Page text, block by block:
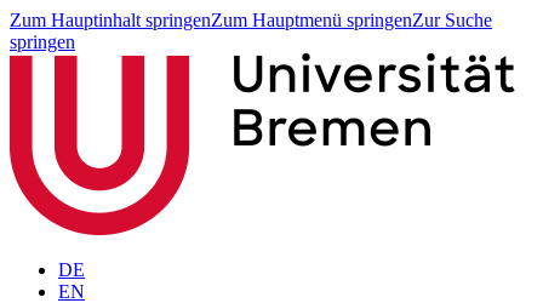
Zum Hauptinhalt springenZum Hauptmenü springenZur Suche
springen
DE
EN